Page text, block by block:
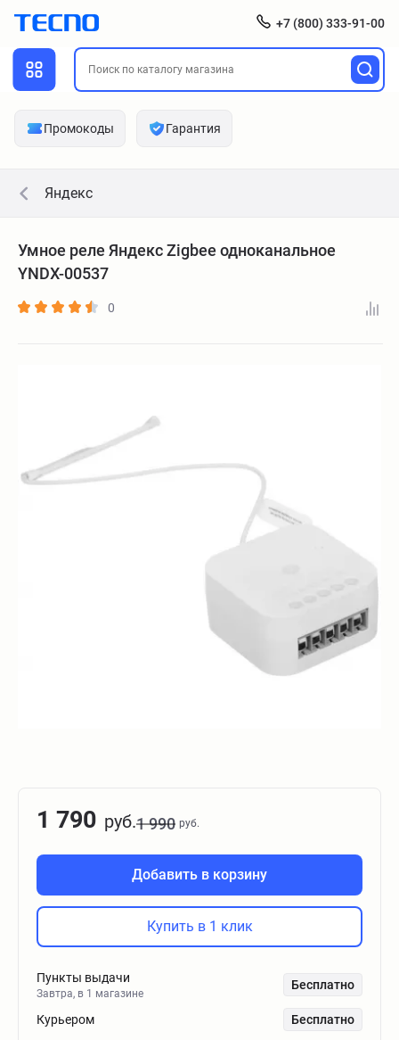
+7 (800) 333-91-00
Промокоды Гарантия
Яндекс
Умное реле Яндекс Zigbee одноканальное
YNDX-00537
0
1 790 руб.1 990 руб.
Добавить в корзину
Купить в 1 клик
Пункты выдачи
Завтра, в 1 магазине
Бесплатно
Курьером Бесплатно